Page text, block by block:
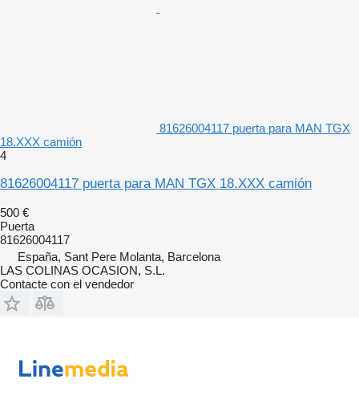
81626004117 puerta para MAN TGX
18.XXX camión
4
81626004117 puerta para MAN TGX 18.XXX camión
500 €
Puerta
81626004117
España, Sant Pere Molanta, Barcelona
LAS COLINAS OCASION, S.L.
Contacte con el vendedor